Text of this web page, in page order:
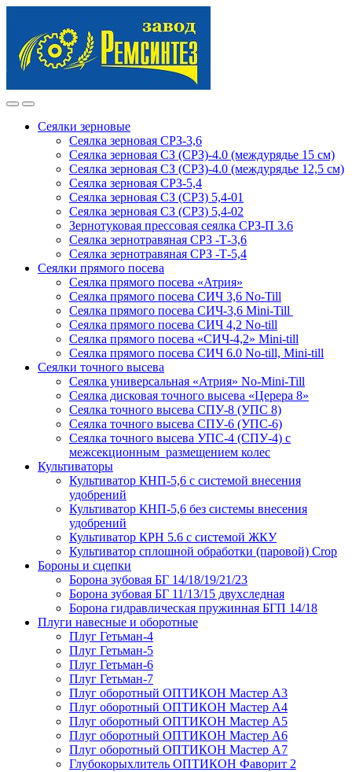
navigation
content
Сеялки зерновые
Сеялка зерновая СРЗ-3,6
Сеялка зерновая СЗ (СРЗ)-4.0 (междурядье 15 см)
Сеялка зерновая СЗ (СРЗ)-4.0 (междурядье 12,5 см)
Сеялка зерновая СРЗ-5,4
Сеялка зерновая СЗ (СРЗ) 5,4-01
Сеялка зерновая СЗ (СРЗ) 5,4-02
Зернотуковая прессовая сеялка СРЗ-П 3.6
Сеялка зернотравяная СРЗ -Т-3,6
Сеялка зернотравяная СРЗ -Т-5,4
Сеялки прямого посева
Сеялка прямого посева «Атрия»
Сеялка прямого посева СИЧ 3,6 No-Till
Сеялка прямого посева СИЧ-3,6 Mini-Till
Сеялка прямого посева СИЧ 4,2 No-till
Сеялка прямого посева «СИЧ-4,2» Mini-till
Сеялка прямого посева СИЧ 6.0 No-till, Mini-till
Сеялки точного высева
Сеялка универсальная «Атрия» No-Mini-Till
Сеялка дисковая точного высева «Церера 8»
Сеялка точного высева СПУ-8 (УПС 8)
Сеялка точного высева СПУ-6 (УПС-6)
Сеялка точного высева УПС-4 (СПУ-4) с
межсекционным размещением колес
Культиваторы
Культиватор КНП-5,6 с системой внесения
удобрений
Культиватор КНП-5,6 без системы внесения
удобрений
Культиватор КРН 5.6 с системой ЖКУ
Культиватор сплошной обработки (паровой) Crop
Бороны и сцепки
Борона зубовая БГ 14/18/19/21/23
Борона зубовая БГ 11/13/15 двухследная
Борона гидравлическая пружинная БГП 14/18
Плуги навесные и оборотные
Плуг Гетьман-4
Плуг Гетьман-5
Плуг Гетьман-6
Плуг Гетьман-7
Плуг оборотный ОПТИКОН Мастер А3
Плуг оборотный ОПТИКОН Мастер А4
Плуг оборотный ОПТИКОН Мастер А5
Плуг оборотный ОПТИКОН Мастер А6
Плуг оборотный ОПТИКОН Мастер А7
Глубокорыхлитель ОПТИКОН Фаворит 2